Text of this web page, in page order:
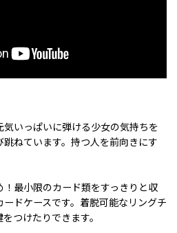
いっぱいに弾ける少女の気持ちを
ねています。持つ人を前向きにす
最小限のカード類をすっきりと収
ドケースです。着脱可能なリングチ
つけたりできます。